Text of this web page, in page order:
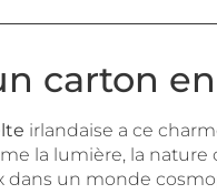
carton
irlandaise a ce
la lumière, la
un monde